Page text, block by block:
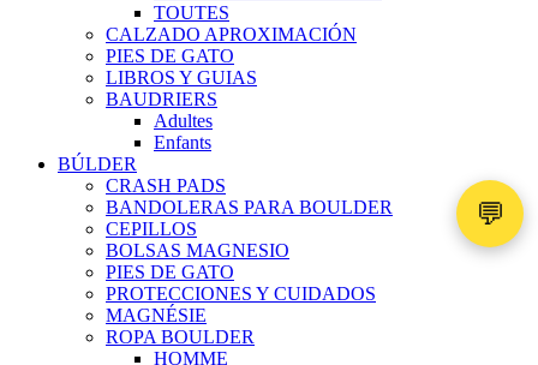
TOUTES
CALZADO APROXIMACIÓN
PIES DE GATO
LIBROS Y GUIAS
BAUDRIERS
Adultes
Enfants
BÚLDER
CRASH PADS
BANDOLERAS PARA BOULDER
CEPILLOS
BOLSAS MAGNESIO
PIES DE GATO
PROTECCIONES Y CUIDADOS
MAGNÉSIE
ROPA BOULDER
HOMME
💬